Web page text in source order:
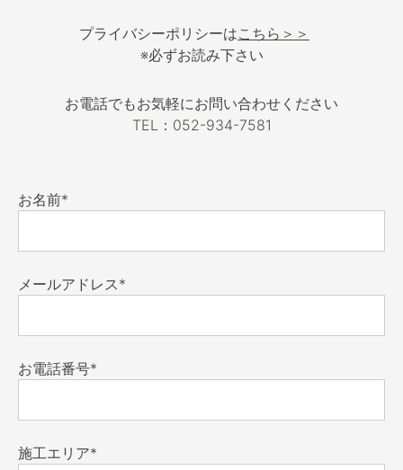
プライバシーポリシーはこちら＞＞
※必ずお読み下さい
お電話でもお気軽にお問い合わせください
TEL：052-934-7581
お名前*
メールアドレス*
お電話番号*
施工エリア*